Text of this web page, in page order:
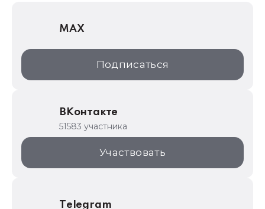
1С:Дистрибьюция
1С:Образование
ИТС.1C.ru
1С:Торговая площадка
MAX
Подписаться
ВКонтакте
51583 участника
Участвовать
Telegram